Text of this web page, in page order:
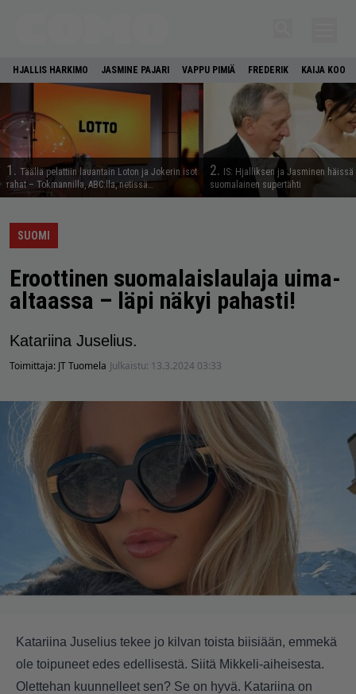
HJALLIS HARKIMO JASMINE PAJARI VAPPU PIMIÄ FREDERIK KAIJA KOO
1. Täällä pelattiin lauantain Loton ja Jokerin isot
rahat – Tokmannilla, ABC:lla, netissä…
2.
IS: Hjalliksen ja Jasminen häissä
suomalainen supertähti
SUOMI
Eroottinen suomalaislaulaja uima-
altaassa – läpi näkyi pahasti!
Katariina Juselius.
Toimittaja: JT Tuomela Julkaistu: 13.3.2024 03:33
Katariina Juselius tekee jo kilvan toista biisiään, emmekä
ole toipuneet edes edellisestä. Siitä Mikkeli-aiheisesta.
Olettehan kuunnelleet sen? Se on hyvä. Katariina on